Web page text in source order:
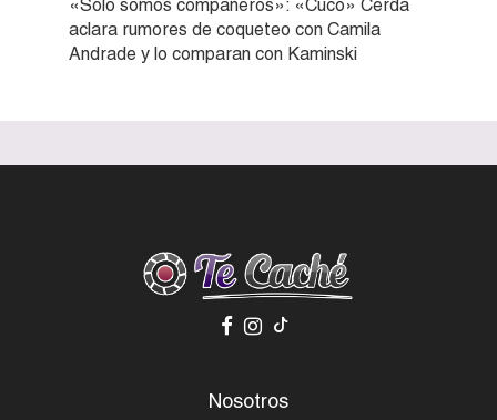
«Solo somos compañeros»: «Cuco» Cerda
aclara rumores de coqueteo con Camila
Andrade y lo comparan con Kaminski
Nosotros